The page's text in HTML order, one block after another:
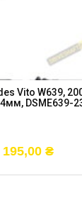
Vito W639,
DSME639-
195,00 ₴